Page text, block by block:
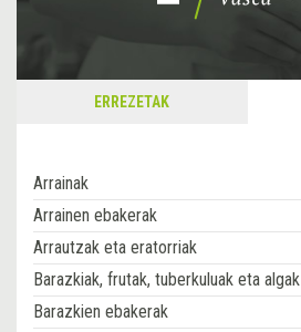
ERREZETAK
Arrainak
Arrainen ebakerak
Arrautzak eta eratorriak
Barazkiak, frutak, tuberkuluak eta algak
Barazkien ebakerak